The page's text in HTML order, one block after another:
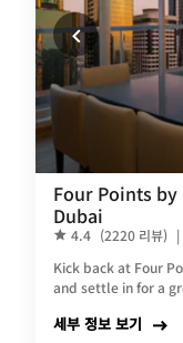
Four Points by
Dubai
4.4 (2220 리뷰) |
Kick back at Four
and settle in for a
세부 정보 보기